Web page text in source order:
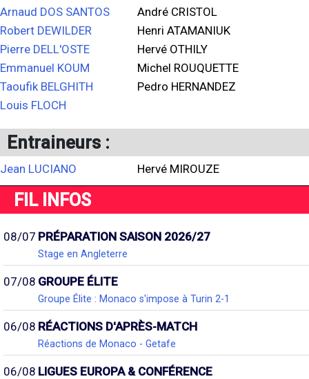
Arnaud DOS SANTOS
Robert DEWILDER
Pierre DELL'OSTE
Emmanuel KOUM
Taoufik BELGHITH
Louis FLOCH
André CRISTOL
Henri ATAMANIUK
Hervé OTHILY
Michel ROUQUETTE
Pedro HERNANDEZ
Entraineurs :
Jean LUCIANO Hervé MIROUZE
FIL INFOS
08/07 PRÉPARATION SAISON 2026/27
Stage en Angleterre
07/08 GROUPE ÉLITE
Groupe Élite : Monaco s'impose à Turin 2-1
06/08 RÉACTIONS D'APRÈS-MATCH
Réactions de Monaco - Getafe
06/08 LIGUES EUROPA & CONFÉRENCE